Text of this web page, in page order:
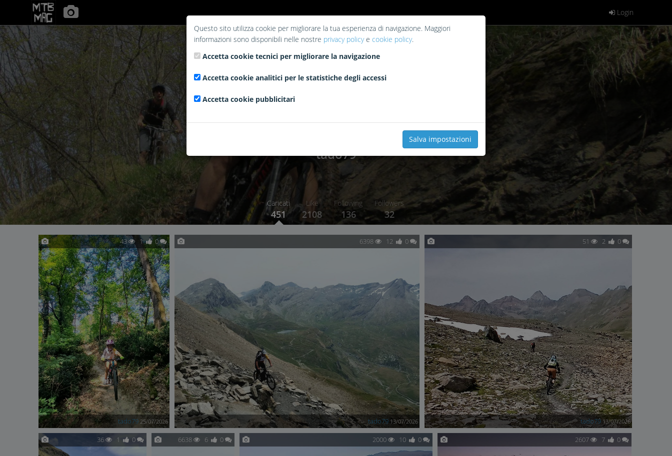
Login
tado79
Caricati
451
Like
2108
Following
136
Followers
32
43 1 0
tado79 25/07/2026
6398 12 0
tado79 13/07/2026
51 2 0
tado79 13/07/2026
36 1 0 6638 6 0 2000 10 0 2607 7 0
Questo sito utilizza cookie per migliorare la tua esperienza di navigazione. Maggiori
informazioni sono disponibili nelle nostre privacy policye cookie policy.
Accetta cookie tecnici per migliorare la navigazione
Accetta cookie analitici per le statistiche degli accessi
Accetta cookie pubblicitari
Salva impostazioni